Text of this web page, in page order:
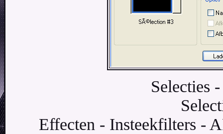
Selecties
Effecten - Insteekfilters -